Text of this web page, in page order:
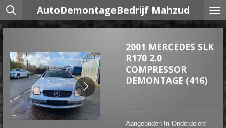
Ga
direct
naar
AutoDemontageBedrijf Mahzud
2001 MERCEDES SLK
R170 2.0
COMPRESSOR
DEMONTAGE (416)
Aangeboden In Onderdelen: